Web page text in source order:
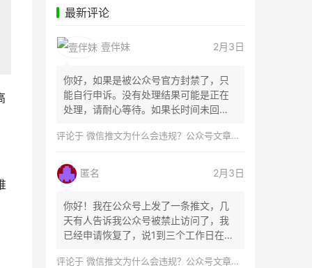
最新评论
壹伴妹 2月3日
你好，如果是被公众号官方封禁了，只
能自行申诉。没有处理结果可能是正在
处理，请耐心等待。如果长时间未回
评论于 微信推文为什么会违规？公众号文章怎么检测是否违规？
匿名 2月3日
你好！我在公众号上发了一条推文，几
天有人告诉我公众号被禁止访问了，我
已经申请恢复了，说1到三个工作日在微
评论于 微信推文为什么会违规？公众号文章怎么检测是否违规？